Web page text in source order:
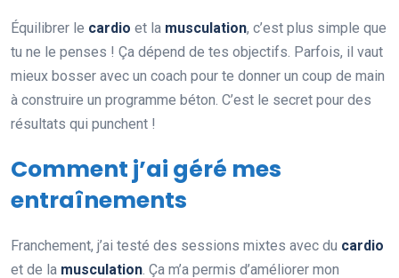
Équilibrer le cardio et la musculation, c’est plus simple que
tu ne le penses ! Ça dépend de tes objectifs. Parfois, il vaut
mieux bosser avec un coach pour te donner un coup de main
à construire un programme béton. C’est le secret pour des
résultats qui punchent !
Comment j’ai géré mes
entraînements
Franchement, j’ai testé des sessions mixtes avec du cardio
et de la musculation. Ça m’a permis d’améliorer mon